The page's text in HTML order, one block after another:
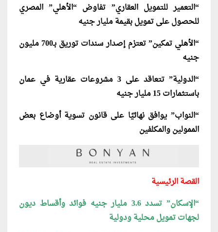
“التعمير للتمويل العقاري” تفاوض “الأهلي” المصري
للحصول على تمويل بقيمة مليار جنيه
“الأهلي تمكين” تعتزم إصدار سندات توريق بـ700 مليون
جنيه
“الدولية” تتعاقد على 3 مشروعات عقارية في عمان
باستثمارات 15 مليار جنيه
“النواب” يوافق نهائيًا على قانون تسوية أوضاع بعض
الممولين والمكلفين
القصة الرئيسية
“الإسكان” تسدد 3.6 مليار جنيه فوائد وأقساط ديون
لجهات تمويل محلية ودولية